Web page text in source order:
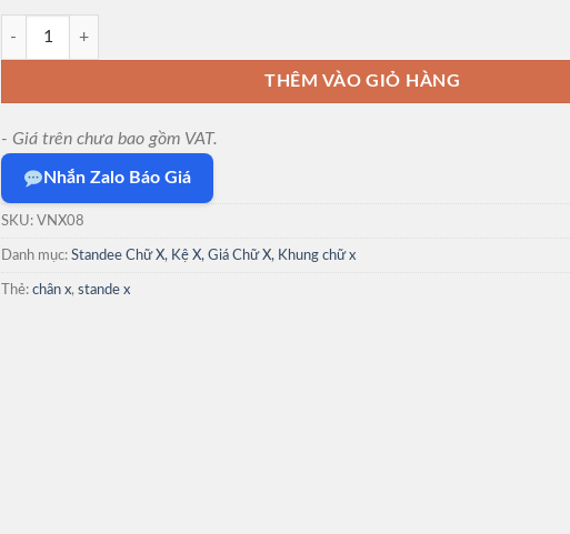
Standee x thường 80x180cm số lượng
THÊM VÀO GIỎ HÀNG
- Giá trên chưa bao gồm VAT.
Nhắn Zalo Báo Giá
SKU: VNX08
Danh mục: Standee Chữ X, Kệ X, Giá Chữ X, Khung chữ x
Thẻ: chân x, stande x